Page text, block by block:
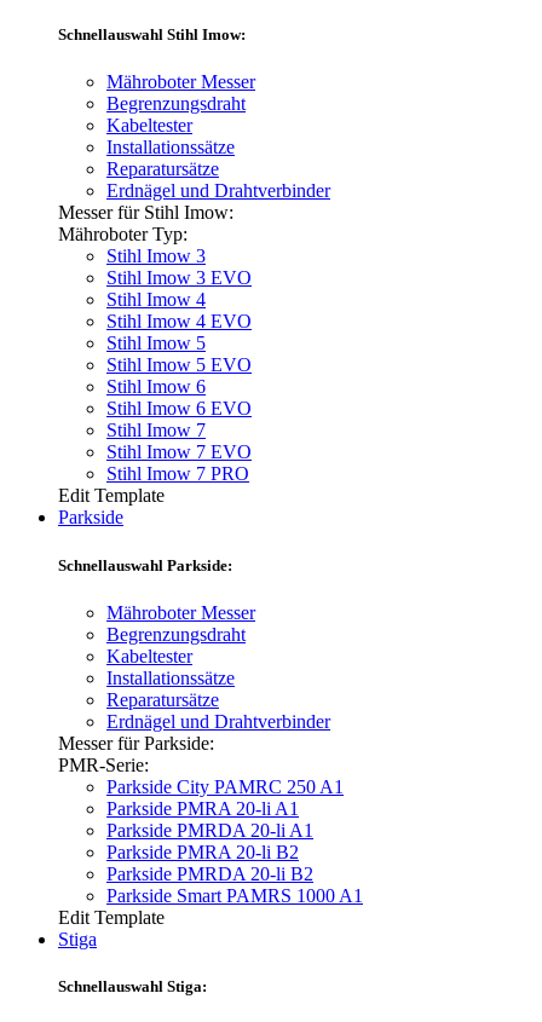
Schnellauswahl Stihl Imow:
Mähroboter Messer
Begrenzungsdraht
Kabeltester
Installationssätze
Reparatursätze
Erdnägel und Drahtverbinder
Messer für Stihl Imow:
Mähroboter Typ:
Stihl Imow 3
Stihl Imow 3 EVO
Stihl Imow 4
Stihl Imow 4 EVO
Stihl Imow 5
Stihl Imow 5 EVO
Stihl Imow 6
Stihl Imow 6 EVO
Stihl Imow 7
Stihl Imow 7 EVO
Stihl Imow 7 PRO
Edit Template
Parkside
Schnellauswahl Parkside:
Mähroboter Messer
Begrenzungsdraht
Kabeltester
Installationssätze
Reparatursätze
Erdnägel und Drahtverbinder
Messer für Parkside:
PMR-Serie:
Parkside City PAMRC 250 A1
Parkside PMRA 20-li A1
Parkside PMRDA 20-li A1
Parkside PMRA 20-li B2
Parkside PMRDA 20-li B2
Parkside Smart PAMRS 1000 A1
Edit Template
Stiga
Schnellauswahl Stiga: